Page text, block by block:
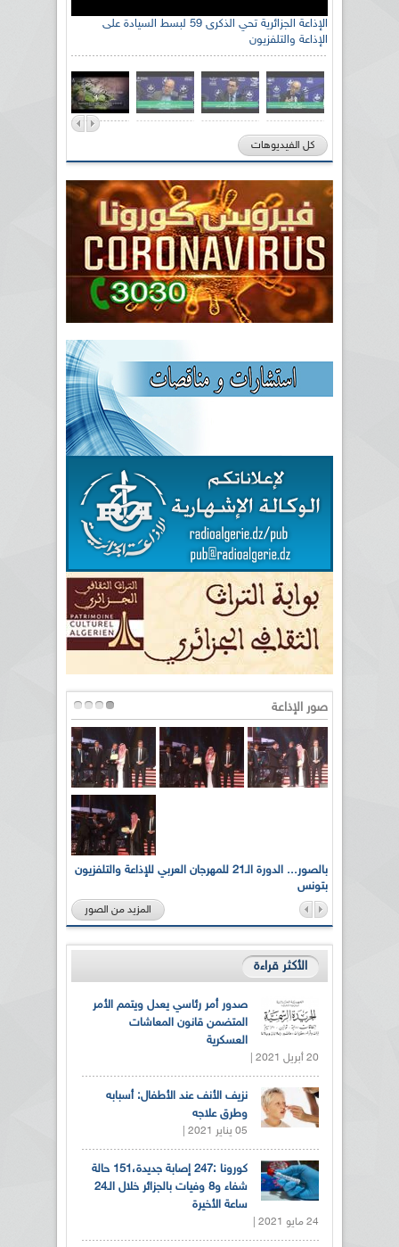
الإذاعة الجزائرية تحي الذكرى 59 لبسط السيادة على
الإذاعة والتلفزيون
كل الفيديوهات
صور الإذاعة
بالصور... الدورة الـ21 للمهرجان العربي للإذاعة والتلفزيون
بتونس
المزيد من الصور
الأكثر قراءة
صدور أمر رئاسي يعدل ويتمم الأمر
المتضمن قانون المعاشات
العسكرية
20 أبريل 2021 |
نزيف الأنف عند الأطفال: أسبابه
وطرق علاجه
05 يناير 2021 |
كورونا :247 إصابة جديدة،151 حالة
شفاء و8 وفيات بالجزائر خلال الـ24
ساعة الأخيرة
24 مايو 2021 |